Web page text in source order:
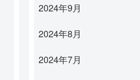
2024年9月
2024年8月
2024年7月